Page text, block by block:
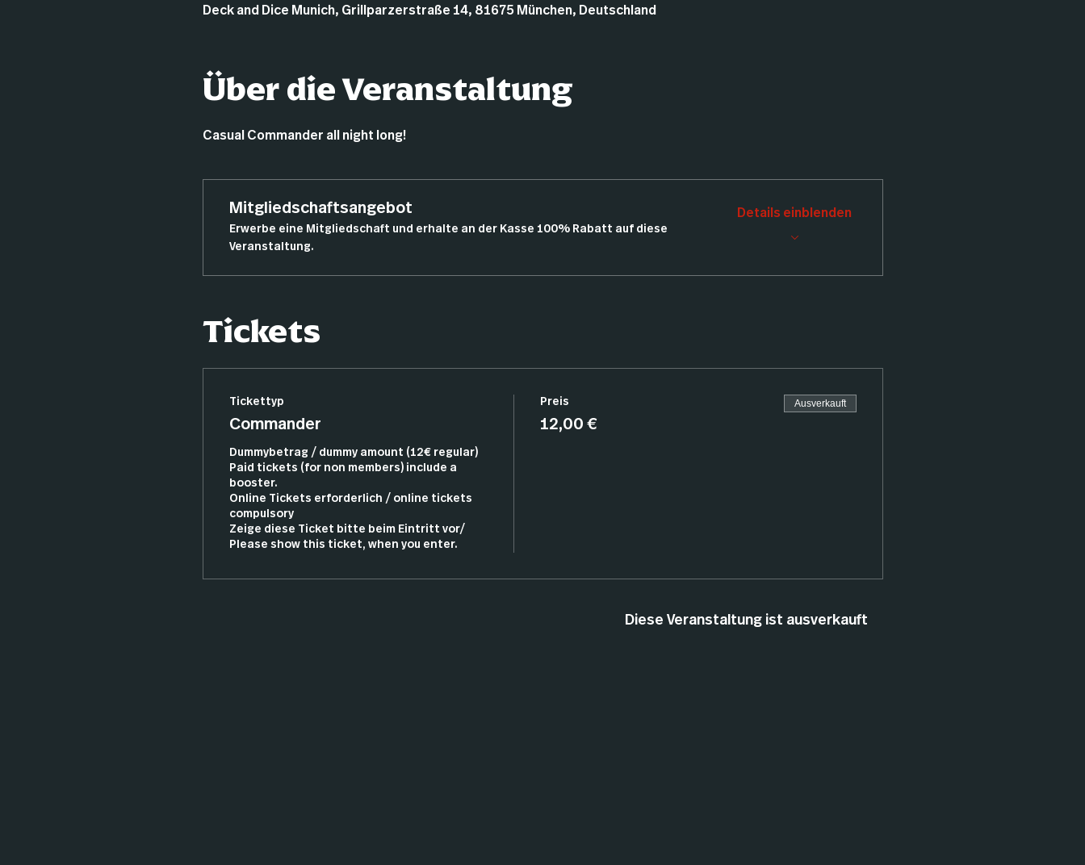
Deck and Dice Munich, Grillparzerstraße 14, 81675 München, Deutschland
Über die Veranstaltung
Casual Commander all night long!
Mitgliedschaftsangebot
Erwerbe eine Mitgliedschaft und erhalte an der Kasse 100% Rabatt auf diese
Veranstaltung.
Details einblenden
Tickets
Tickettyp
Commander
Dummybetrag / dummy amount (12€ regular)
Paid tickets (for non members) include a
booster.
Online Tickets erforderlich / online tickets
compulsory
Zeige diese Ticket bitte beim Eintritt vor/
Please show this ticket, when you enter.
Preis
12,00 €
Ausverkauft
Diese Veranstaltung ist ausverkauft